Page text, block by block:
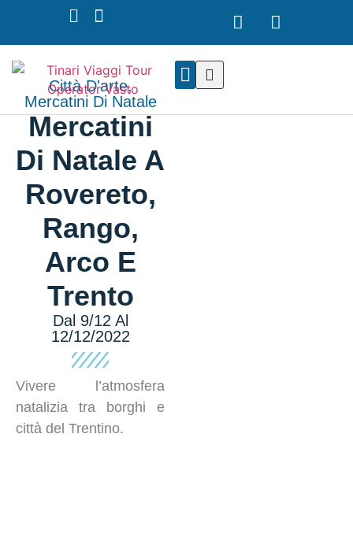
Città D'arte,
Mercatini Di Natale
Mercatini
Di Natale A
Rovereto,
Rango,
Arco E
Trento
Dal 9/12 Al
12/12/2022
Vivere l’atmosfera
natalizia tra borghi e
città del Trentino.